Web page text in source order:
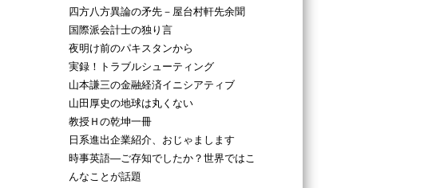
四方八方異論の矛先－屋台村軒先余聞
国際派会計士の独り言
夜明け前のパキスタンから
実録！トラブルシューティング
山本謙三の金融経済イニシアティブ
山田厚史の地球は丸くない
教授Ｈの乾坤一冊
日系進出企業紹介、おじゃまします
時事英語―ご存知でしたか？世界ではこ
んなことが話題